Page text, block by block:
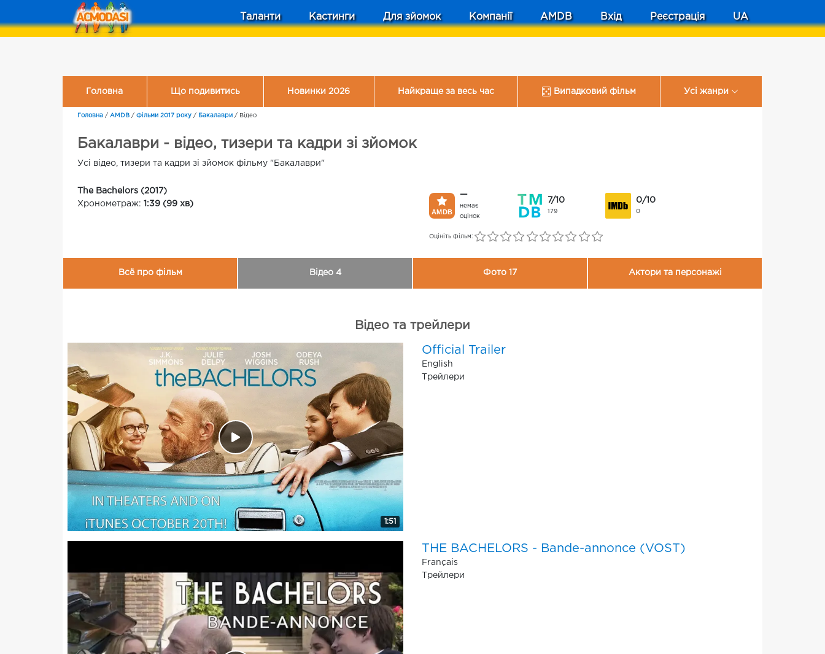
Таланти Кастинги Для зйомок Компанії AMDB Вхід Реєстрація UA
Головна Що подивитись Новинки 2026 Найкраще за весь час Випадковий фільм Усі жанри
Головна / AMDB / Фільми 2017 року / Бакалаври / Відео
Бакалаври - відео, тизери та кадри зі зйомок
Усі відео, тизери та кадри зі зйомок фільму "Бакалаври"
The Bachelors (2017)
Хронометраж: 1:39 (99 хв)
—
немає
оцінок
7/10
179
0/10
0
Оцініть фільм:
Всё про фільм Відео 4 Фото 17 Актори та персонажі
Відео та трейлери
1:51
Official Trailer
English
Трейлери
THE BACHELORS - Bande-annonce (VOST)
Français
Трейлери